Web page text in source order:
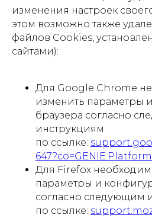
изменения настроек
этом возможно также
файлов Cookies,
сайтами):
Для Google Chrome
изменить параметры
браузера согласно
инструкциям
по ссылке:
Для Firefox
параметры и
согласно следующим
по ссылке:
Политика конфиденциальности